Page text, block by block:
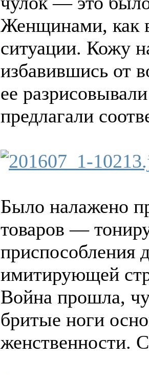
Женщинами, как
ситуации. Кожу
избавившись от
ее
предлагали
Было налажено
товаров —
приспособления
имитирующей
Война прошла,
бритые ноги
женственности.